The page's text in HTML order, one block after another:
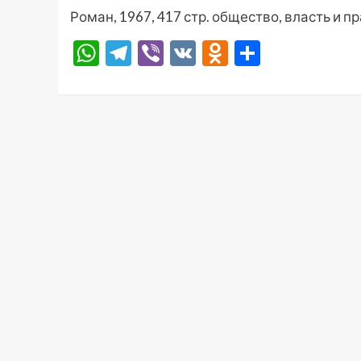
Роман, 1967, 417 стр. общество, власть и
WhatsApp
Telegram
Viber
VK